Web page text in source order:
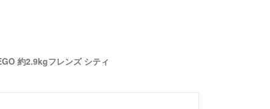
約2.9kgフレンズ シティ